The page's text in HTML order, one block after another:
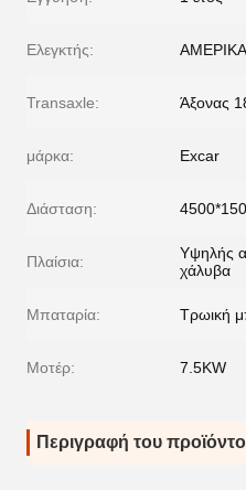
Ελεγκτής:
Transaxle: Άξονας
μάρκα: Excar
Διάσταση:
Πλαίσια:
Υψηλής
χάλυβα
Μπαταρία: Τρωική
Μοτέρ: 7.5KW
Περιγραφή του